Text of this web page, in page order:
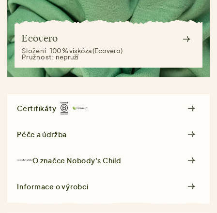
Ecovero
Složení:100 % viskóza (Ecovero)
Pružnost: nepruží
Certifikáty
Péče a údržba
O značce Nobody's Child
Informace o výrobci